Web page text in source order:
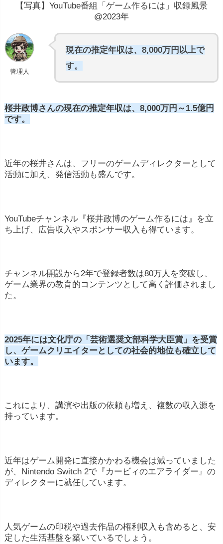
【写真】YouTube番組「ゲーム作るには」収録風景
@2023年
管理人
現在の推定年収は、8,000万円以上で
す。
桜井政博さんの現在の推定年収は、8,000万円～1.5億円
です。
近年の桜井さんは、フリーのゲームディレクターとして
活動に加え、発信活動も盛んです。
YouTubeチャンネル『桜井政博のゲーム作るには』を立
ち上げ、広告収入やスポンサー収入も得ています。
チャンネル開設から2年で登録者数は80万人を突破し、
ゲーム業界の教育的コンテンツとして高く評価されまし
た。
2025年には文化庁の「芸術選奨文部科学大臣賞」を受賞
し、ゲームクリエイターとしての社会的地位も確立して
います。
これにより、講演や出版の依頼も増え、複数の収入源を
持っています。
近年はゲーム開発に直接かかわる機会は減っていました
が、Nintendo Switch 2で『カービィのエアライダー』の
ディレクターに就任しています。
人気ゲームの印税や過去作品の権利収入も含めると、安
定した生活基盤を築いているでしょう。